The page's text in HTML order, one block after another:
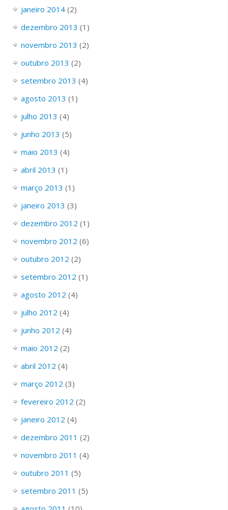
janeiro 2014(2)
dezembro 2013 (1)
novembro 2013 (2)
outubro 2013 (2)
setembro 2013 (4)
agosto 2013 (1)
julho 2013 (4)
junho 2013 (5)
maio 2013 (4)
abril 2013 (1)
março 2013 (1)
janeiro 2013 (3)
dezembro 2012 (1)
novembro 2012 (6)
outubro 2012 (2)
setembro 2012 (1)
agosto 2012 (4)
julho 2012 (4)
junho 2012 (4)
maio 2012 (2)
abril 2012 (4)
março 2012 (3)
fevereiro 2012 (2)
janeiro 2012 (4)
dezembro 2011 (2)
novembro 2011 (4)
outubro 2011 (5)
setembro 2011 (5)